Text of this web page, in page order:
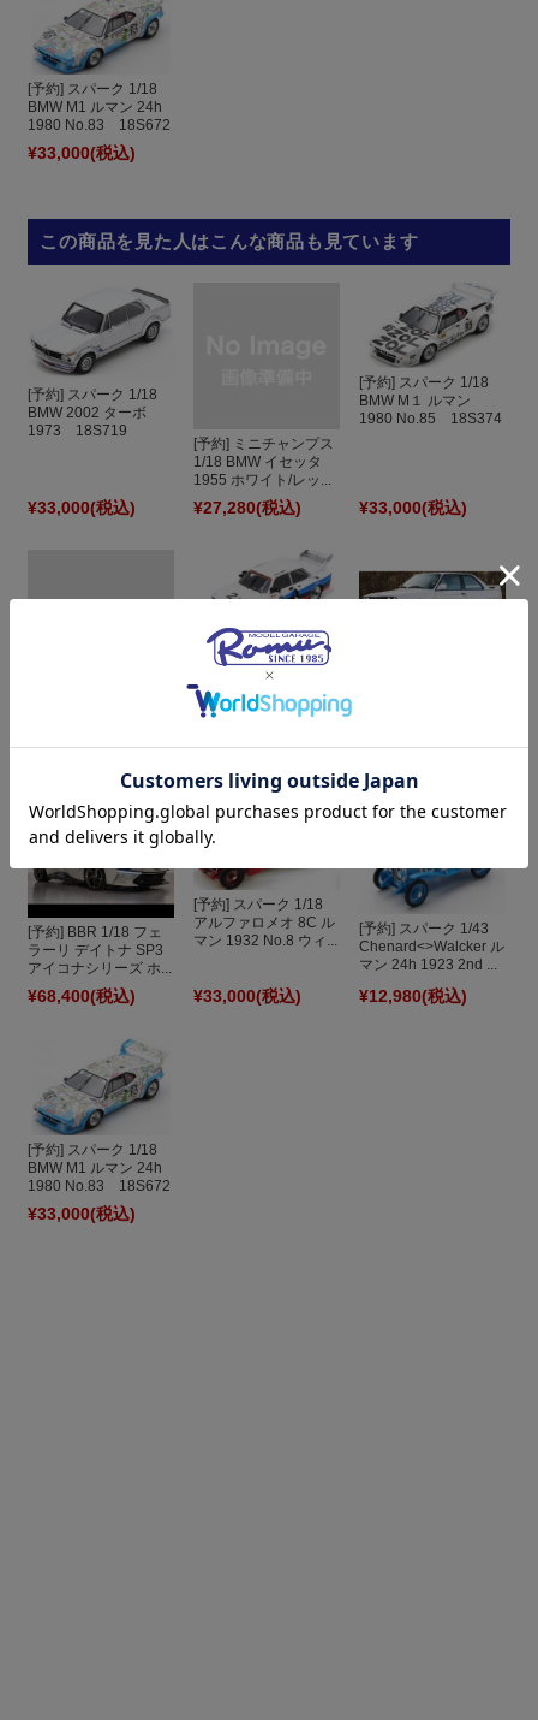
[予約] スパーク 1/18
BMW M1 ルマン 24h
1980 No.83 18S672
¥33,000(税込)
この商品を見た人はこんな商品も見ています
[予約] スパーク 1/18
BMW 2002 ターボ
1973 18S719
¥33,000(税込)
[予約] ミニチャンプス
1/18 BMW イセッタ
1955 ホワイト/レッ...
¥27,280(税込)
[予約] スパーク 1/18
BMW M１ ルマン
1980 No.85 18S374
¥33,000(税込)
ン ターボ GT 2024 ...
(税込)
[予約] スパーク 1/43
BMW 320i ターボ
IMSA デイトナ フィ...
¥12,980(税込) ¥32,780
[予約] BBR 1/18 フェ
ラーリ デイトナ SP3
アイコナシリーズ ホ...
¥68,400(税込)
[予約] スパーク 1/18
アルファロメオ 8C ル
マン 1932 No.8 ウィ...
¥33,000(税込)
[予約] スパーク 1/43
Chenard<>Walcker ル
マン 24h 1923 2nd ...
¥12,980(税込)
[予約] スパーク 1/18
BMW M1 ルマン 24h
1980 No.83 18S672
¥33,000(税込)